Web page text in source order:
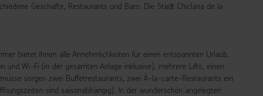
Geschäfte, Restaurants und Bars. Die Stadt Chiclana de la
bietet Ihnen alle Annehmlichkeiten für einen entspannten Urlaub.
und Wi-Fi (in der gesamten Anlage inklusive), mehrere Lifts, einen
sorgen zwei Buffetrestaurants, zwei À-la-carte-Restaurants ein
sind saisonabhängig). In der wunderschön angelegten